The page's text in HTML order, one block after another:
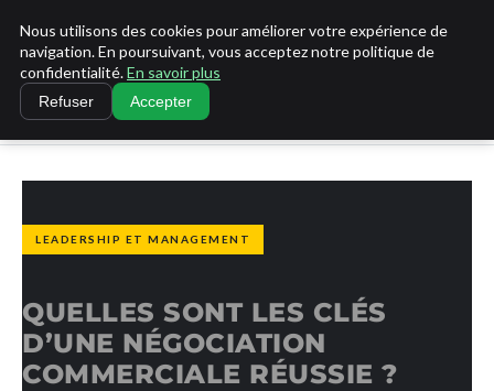
LA VANGUARDIA DEL SUR
ACCUEIL LEADERSHIP ET MANAGEMENT
QUELLES SONT LES CLÉS D’UNE NÉGOCIATION COMMERCIALE…
LEADERSHIP ET MANAGEMENT
QUELLES SONT LES CLÉS
D’UNE NÉGOCIATION
COMMERCIALE RÉUSSIE ?
Nous utilisons des cookies pour améliorer votre expérience de
navigation. En poursuivant, vous acceptez notre politique de
confidentialité.En savoir plus
Refuser Accepter